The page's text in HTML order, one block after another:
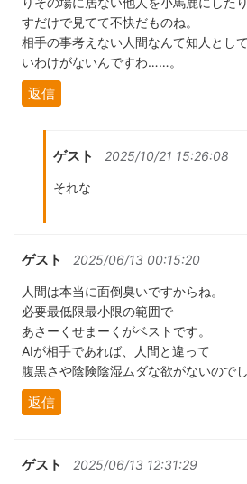
すだけで見てて不快だものね。
相手の事考えない人間なんて知人とし
いわけがないんですわ……。
返信
ゲスト 2025/10/21 15:26:08
それな
ゲスト 2025/06/13 00:15:20
人間は本当に面倒臭いですからね。
必要最低限最小限の範囲で
あさーくせまーくがベストです。
AIが相手であれば、人間と違って
腹黒さや陰険陰湿ムダな欲がないのでし
返信
ゲスト 2025/06/13 12:31:29